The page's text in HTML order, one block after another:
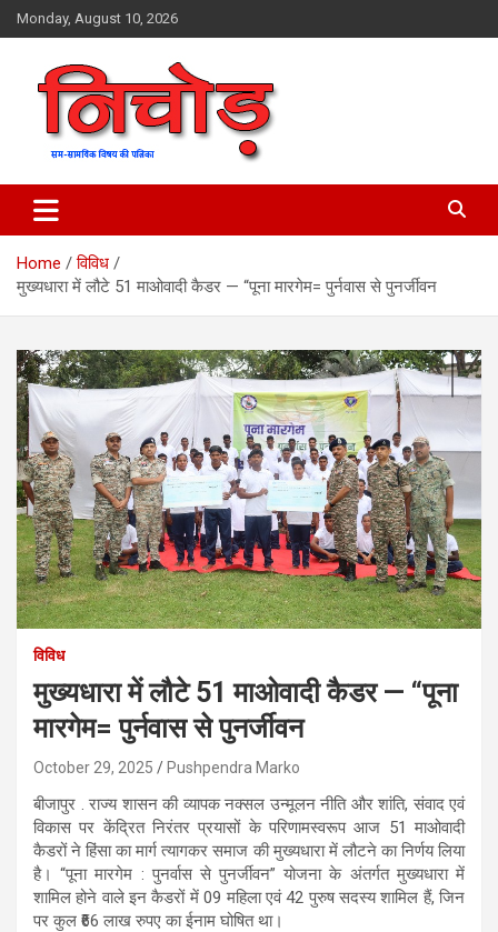
Skip
to
Monday, August 10, 2026
Nichod
Home
विविध
मुख्यधारा में लौटे 51 माओवादी कैडर — “पूना मारगेम= पुर्नवास से पुनर्जीवन
विविध
मुख्यधारा में लौटे 51 माओवादी कैडर — “पूना
मारगेम= पुर्नवास से पुनर्जीवन
October 29, 2025 Pushpendra Marko
बीजापुर . राज्य शासन की व्यापक नक्सल उन्मूलन नीति और शांति, संवाद एवं
विकास पर केंद्रित निरंतर प्रयासों के परिणामस्वरूप आज 51 माओवादी
कैडरों ने हिंसा का मार्ग त्यागकर समाज की मुख्यधारा में लौटने का निर्णय लिया
है। “पूना मारगेम : पुनर्वास से पुनर्जीवन” योजना के अंतर्गत मुख्यधारा में
शामिल होने वाले इन कैडरों में 09 महिला एवं 42 पुरुष सदस्य शामिल हैं, जिन
पर कुल ₹66 लाख रुपए का ईनाम घोषित था।